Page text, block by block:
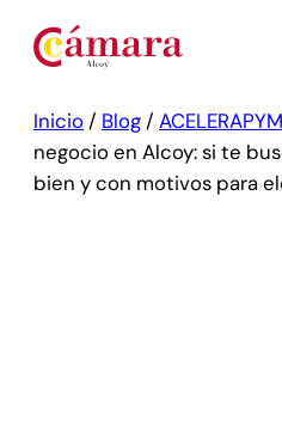
Inicio / Blog /
negocio en Alcoy: si te
bien y con motivos para